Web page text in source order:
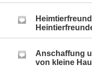
Anschaffung
von kleine